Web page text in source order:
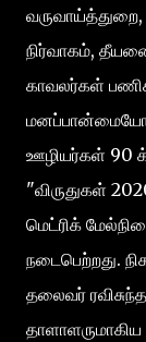
வருவாய்த்துறை,
நிர்வாகம்,
காவலர்கள்
ஊழியர்கள் 90
"விருதுகள்
மெட்ரிக்
நடைபெற்றது.
தலைவர்